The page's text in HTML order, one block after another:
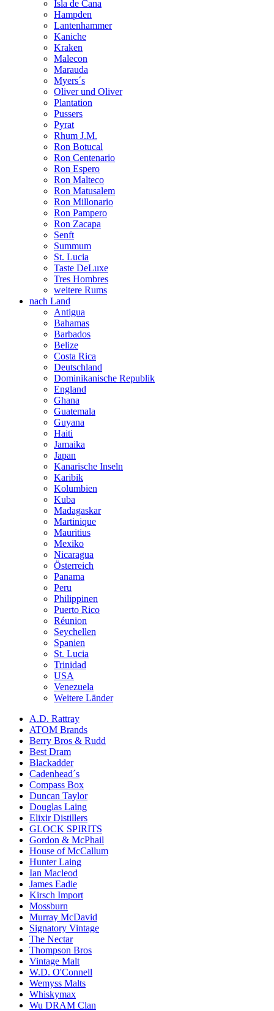
Isla de Cana
Hampden
Lantenhammer
Kaniche
Kraken
Malecon
Marauda
Myers´s
Oliver und Oliver
Plantation
Pussers
Pyrat
Rhum J.M.
Ron Botucal
Ron Centenario
Ron Espero
Ron Malteco
Ron Matusalem
Ron Millonario
Ron Pampero
Ron Zacapa
Senft
Summum
St. Lucia
Taste DeLuxe
Tres Hombres
weitere Rums
nach Land
Antigua
Bahamas
Barbados
Belize
Costa Rica
Deutschland
Dominikanische Republik
England
Ghana
Guatemala
Guyana
Haiti
Jamaika
Japan
Kanarische Inseln
Karibik
Kolumbien
Kuba
Madagaskar
Martinique
Mauritius
Mexiko
Nicaragua
Österreich
Panama
Peru
Philippinen
Puerto Rico
Réunion
Seychellen
Spanien
St. Lucia
Trinidad
USA
Venezuela
Weitere Länder
A.D. Rattray
ATOM Brands
Berry Bros & Rudd
Best Dram
Blackadder
Cadenhead´s
Compass Box
Duncan Taylor
Douglas Laing
Elixir Distillers
GLOCK SPIRITS
Gordon & McPhail
House of McCallum
Hunter Laing
Ian Macleod
James Eadie
Kirsch Import
Mossburn
Murray McDavid
Signatory Vintage
The Nectar
Thompson Bros
Vintage Malt
W.D. O'Connell
Wemyss Malts
Whiskymax
Wu DRAM Clan